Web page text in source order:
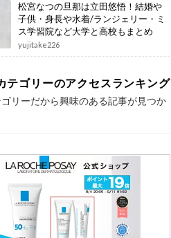
松宮なつの旦那は立田悠悟！結婚や
子供・身長や水着/ランジェリー・ミ
ス学習院など大学と高校もまとめ
yujitake226
テゴリーのアクセスランキング
リーだから興味のある記事が見つか